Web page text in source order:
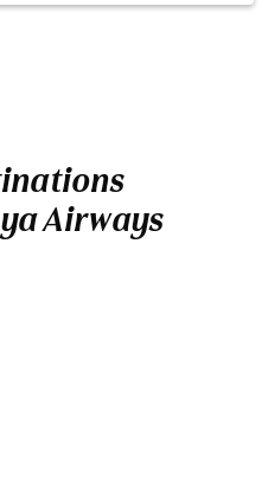
Airways